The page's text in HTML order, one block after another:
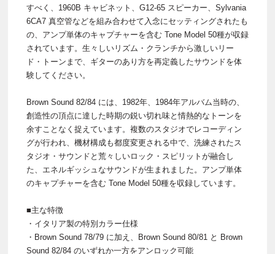
すべく、1960B キャビネット、G12-65 スピーカー、Sylvania
6CA7 真空管などを組み合わせて入念にセッティングされたも
の、アンプ単体のキャプチャーを含む Tone Model 50種が収録
されています。生々しいリズム・クランチから激しいリー
ド・トーンまで、ギターのあり方を再定義したサウンドを体
験してください。
Brown Sound 82/84 には、1982年、1984年アルバム当時の、
創造性の頂点に達した時期の鋭い切れ味と情熱的なトーンを
余すことなく捉えています。複数のスタジオでレコーディン
グが行われ、機材構成も都度変更される中で、洗練されたス
タジオ・サウンドと荒々しいロック・スピリットが融合し
た、エネルギッシュなサウンドが生まれました。アンプ単体
のキャプチャーを含む Tone Model 50種を収録しています。
■主な特徴
・イタリア製の特別カラー仕様
・Brown Sound 78/79 に加え、Brown Sound 80/81 と Brown
Sound 82/84 のいずれか一方をアンロック可能